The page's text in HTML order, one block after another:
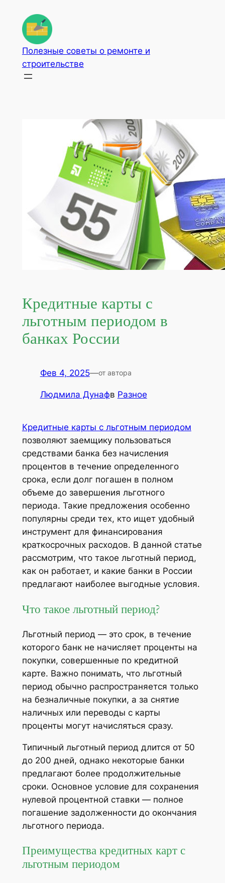
содержимому
Полезные советы о ремонте и
строительстве
Кредитные карты с
льготным периодом в
банках России
Фев 4, 2025—от автора
Людмила Дунафв Разное
Кредитные карты с льготным периодом
позволяют заемщику пользоваться
средствами банка без начисления
процентов в течение определенного
срока, если долг погашен в полном
объеме до завершения льготного
периода. Такие предложения особенно
популярны среди тех, кто ищет удобный
инструмент для финансирования
краткосрочных расходов. В данной статье
рассмотрим, что такое льготный период,
как он работает, и какие банки в России
предлагают наиболее выгодные условия.
Что такое льготный период?
Льготный период — это срок, в течение
которого банк не начисляет проценты на
покупки, совершенные по кредитной
карте. Важно понимать, что льготный
период обычно распространяется только
на безналичные покупки, а за снятие
наличных или переводы с карты
проценты могут начисляться сразу.
Типичный льготный период длится от 50
до 200 дней, однако некоторые банки
предлагают более продолжительные
сроки. Основное условие для сохранения
нулевой процентной ставки — полное
погашение задолженности до окончания
льготного периода.
Преимущества кредитных карт с
льготным периодом